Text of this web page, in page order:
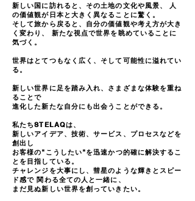
新しい国に訪れると、その土地の文化や風景、 人
の価値観が日本と大きく異なることに驚く。
そして旅から戻ると、自分の価値観や考え方が大き
く変わり、 新たな視点で世界を眺めていることに
気づく。
世界はとてつもなく広く、そして可能性に溢れてい
る。
新しい世界に足を踏み入れ、さまざまな体験を重ね
ることで
進化した新たな自分にも出会うことができる。
私たちSTELAQは、
新しいアイデア、技術、サービス、プロセスなどを
創出し
お客様の"こうしたい"を迅速かつ的確に解決するこ
とを目指している。
チャレンジを大事にし、彗星のような輝きとスピー
ド感で 関わる全ての人と一緒に、
まだ見ぬ新しい世界を創っていきたい。